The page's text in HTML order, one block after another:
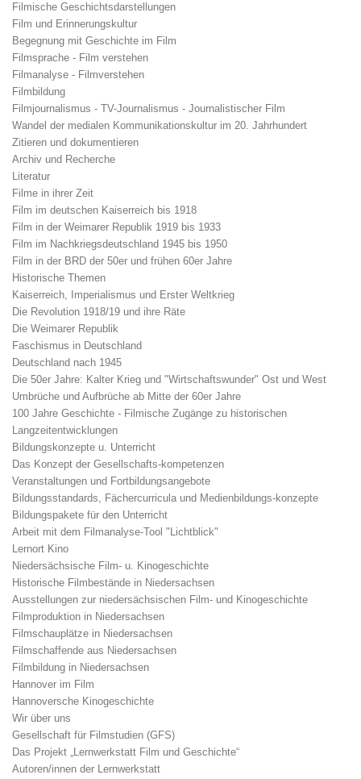
Filmische Geschichtsdarstellungen
Film und Erinnerungskultur
Begegnung mit Geschichte im Film
Filmsprache - Film verstehen
Filmanalyse - Filmverstehen
Filmbildung
Filmjournalismus - TV-Journalismus - Journalistischer Film
Wandel der medialen Kommunikationskultur im 20. Jahrhundert
Zitieren und dokumentieren
Archiv und Recherche
Literatur
Filme in ihrer Zeit
Film im deutschen Kaiserreich bis 1918
Film in der Weimarer Republik 1919 bis 1933
Film im Nachkriegsdeutschland 1945 bis 1950
Film in der BRD der 50er und frühen 60er Jahre
Historische Themen
Kaiserreich, Imperialismus und Erster Weltkrieg
Die Revolution 1918/19 und ihre Räte
Die Weimarer Republik
Faschismus in Deutschland
Deutschland nach 1945
Die 50er Jahre: Kalter Krieg und "Wirtschaftswunder" Ost und West
Umbrüche und Aufbrüche ab Mitte der 60er Jahre
100 Jahre Geschichte - Filmische Zugänge zu historischen
Langzeitentwicklungen
Bildungskonzepte u. Unterricht
Das Konzept der Gesellschafts-kompetenzen
Veranstaltungen und Fortbildungsangebote
Bildungsstandards, Fächercurricula und Medienbildungs-konzepte
Bildungspakete für den Unterricht
Arbeit mit dem Filmanalyse-Tool "Lichtblick"
Lernort Kino
Niedersächsische Film- u. Kinogeschichte
Historische Filmbestände in Niedersachsen
Ausstellungen zur niedersächsischen Film- und Kinogeschichte
Filmproduktion in Niedersachsen
Filmschauplätze in Niedersachsen
Filmschaffende aus Niedersachsen
Filmbildung in Niedersachsen
Hannover im Film
Hannoversche Kinogeschichte
Wir über uns
Gesellschaft für Filmstudien (GFS)
Das Projekt „Lernwerkstatt Film und Geschichte“
Autoren/innen der Lernwerkstatt